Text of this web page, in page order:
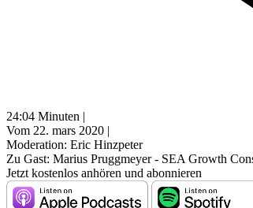
24:04 Minuten |
Vom 22. mars 2020 |
Moderation: Eric Hinzpeter
Zu Gast: Marius Pruggmeyer - SEA Growth
Jetzt kostenlos anhören und abonnieren